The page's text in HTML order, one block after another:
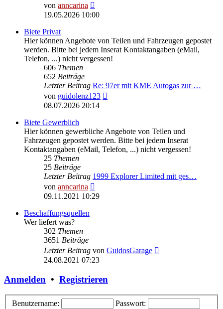
von anncarina
Beitrag
19.05.2026 10:00
Biete Privat
Hier können Angebote von Teilen und Fahrzeugen gepostet
werden. Bitte bei jedem Inserat Kontaktangaben (eMail,
Telefon, ...) nicht vergessen!
606 Themen
652 Beiträge
Letzter Beitrag Re: 97er mit KME Autogas zur …
von guidolenz123
08.07.2026 20:14
Biete Gewerblich
Hier können gewerbliche Angebote von Teilen und
Fahrzeugen gepostet werden. Bitte bei jedem Inserat
Kontaktangaben (eMail, Telefon, ...) nicht vergessen!
25 Themen
25 Beiträge
Letzter Beitrag 1999 Explorer Limited mit ges…
von anncarina
Beitrag
09.11.2021 10:29
Beschaffungsquellen
Wer liefert was?
302 Themen
3651 Beiträge
Letzter Beitrag von GuidosGarage
24.08.2021 07:23
Anmelden • Registrieren
Benutzername:
Passwort: